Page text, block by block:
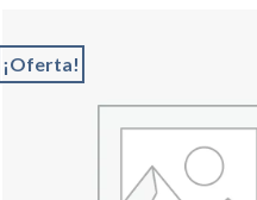
¡Oferta!